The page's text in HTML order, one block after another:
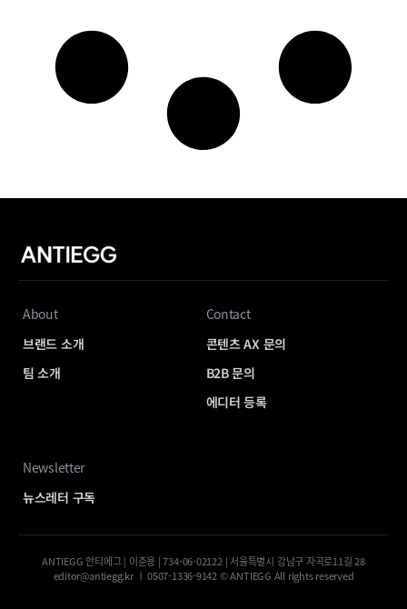
About
브랜드 소개
팀 소개
Contact
콘텐츠 AX 문의
B2B 문의
에디터 등록
Newsletter
뉴스레터 구독
ANTIEGG 안티에그 | 이준용 | 734-06-02122 | 서울특별시 강남구 자곡로11길 28
editor@antiegg.kr ㅣ 0507-1336-9142 © ANTIEGG All rights reserved